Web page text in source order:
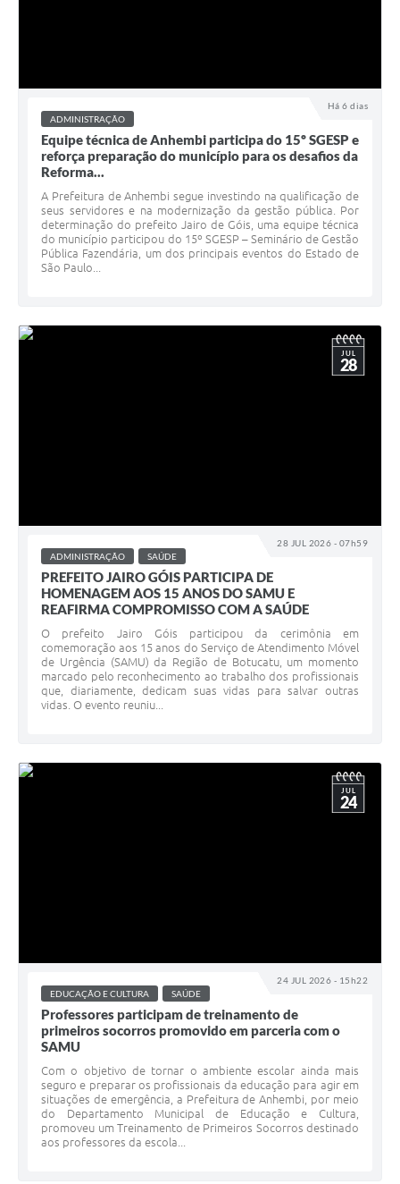
Há 6 dias
ADMINISTRAÇÃO
Equipe técnica de Anhembi participa do 15º SGESP e
reforça preparação do município para os desafios da
Reforma...
A Prefeitura de Anhembi segue investindo na qualificação de
seus servidores e na modernização da gestão pública. Por
determinação do prefeito Jairo de Góis, uma equipe técnica
do município participou do 15º SGESP – Seminário de Gestão
Pública Fazendária, um dos principais eventos do Estado de
São Paulo...
28 JUL 2026 - 07h59
JUL
28
ADMINISTRAÇÃO SAÚDE
PREFEITO JAIRO GÓIS PARTICIPA DE
HOMENAGEM AOS 15 ANOS DO SAMU E
REAFIRMA COMPROMISSO COM A SAÚDE
O prefeito Jairo Góis participou da cerimônia em
comemoração aos 15 anos do Serviço de Atendimento Móvel
de Urgência (SAMU) da Região de Botucatu, um momento
marcado pelo reconhecimento ao trabalho dos profissionais
que, diariamente, dedicam suas vidas para salvar outras
vidas. O evento reuniu...
24 JUL 2026 - 15h22
JUL
24
EDUCAÇÃO E CULTURA SAÚDE
Professores participam de treinamento de
primeiros socorros promovido em parceria com o
SAMU
Com o objetivo de tornar o ambiente escolar ainda mais
seguro e preparar os profissionais da educação para agir em
situações de emergência, a Prefeitura de Anhembi, por meio
do Departamento Municipal de Educação e Cultura,
promoveu um Treinamento de Primeiros Socorros destinado
aos professores da escola...